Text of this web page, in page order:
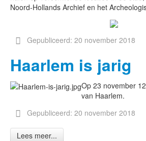
Noord-Hollands Archief en het
Gepubliceerd: 20 november 2018
Haarlem is jarig
Op 23 november
van Haarlem.
Gepubliceerd: 20 november 2018
Lees meer...